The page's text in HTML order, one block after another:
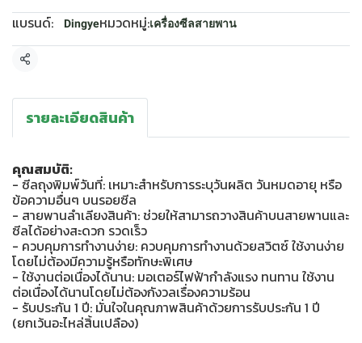
แบรนด์: Dingyeหมวดหมู่:เครื่องซีลสายพาน
แชร์
รายละเอียดสินค้า
คุณสมบัติ:
- ซีลถุงพิมพ์วันที่: เหมาะสำหรับการระบุวันผลิต วันหมดอายุ หรือ
ข้อความอื่นๆ บนรอยซีล
- สายพานลำเลียงสินค้า: ช่วยให้สามารถวางสินค้าบนสายพานและ
ซีลได้อย่างสะดวก รวดเร็ว
- ควบคุมการทำงานง่าย: ควบคุมการทำงานด้วยสวิตซ์ ใช้งานง่าย
โดยไม่ต้องมีความรู้หรือทักษะพิเศษ
- ใช้งานต่อเนื่องได้นาน: มอเตอร์ไฟฟ้ากำลังแรง ทนทาน ใช้งาน
ต่อเนื่องได้นานโดยไม่ต้องกังวลเรื่องความร้อน
- รับประกัน 1 ปี: มั่นใจในคุณภาพสินค้าด้วยการรับประกัน 1 ปี
(ยกเว้นอะไหล่สิ้นเปลือง)